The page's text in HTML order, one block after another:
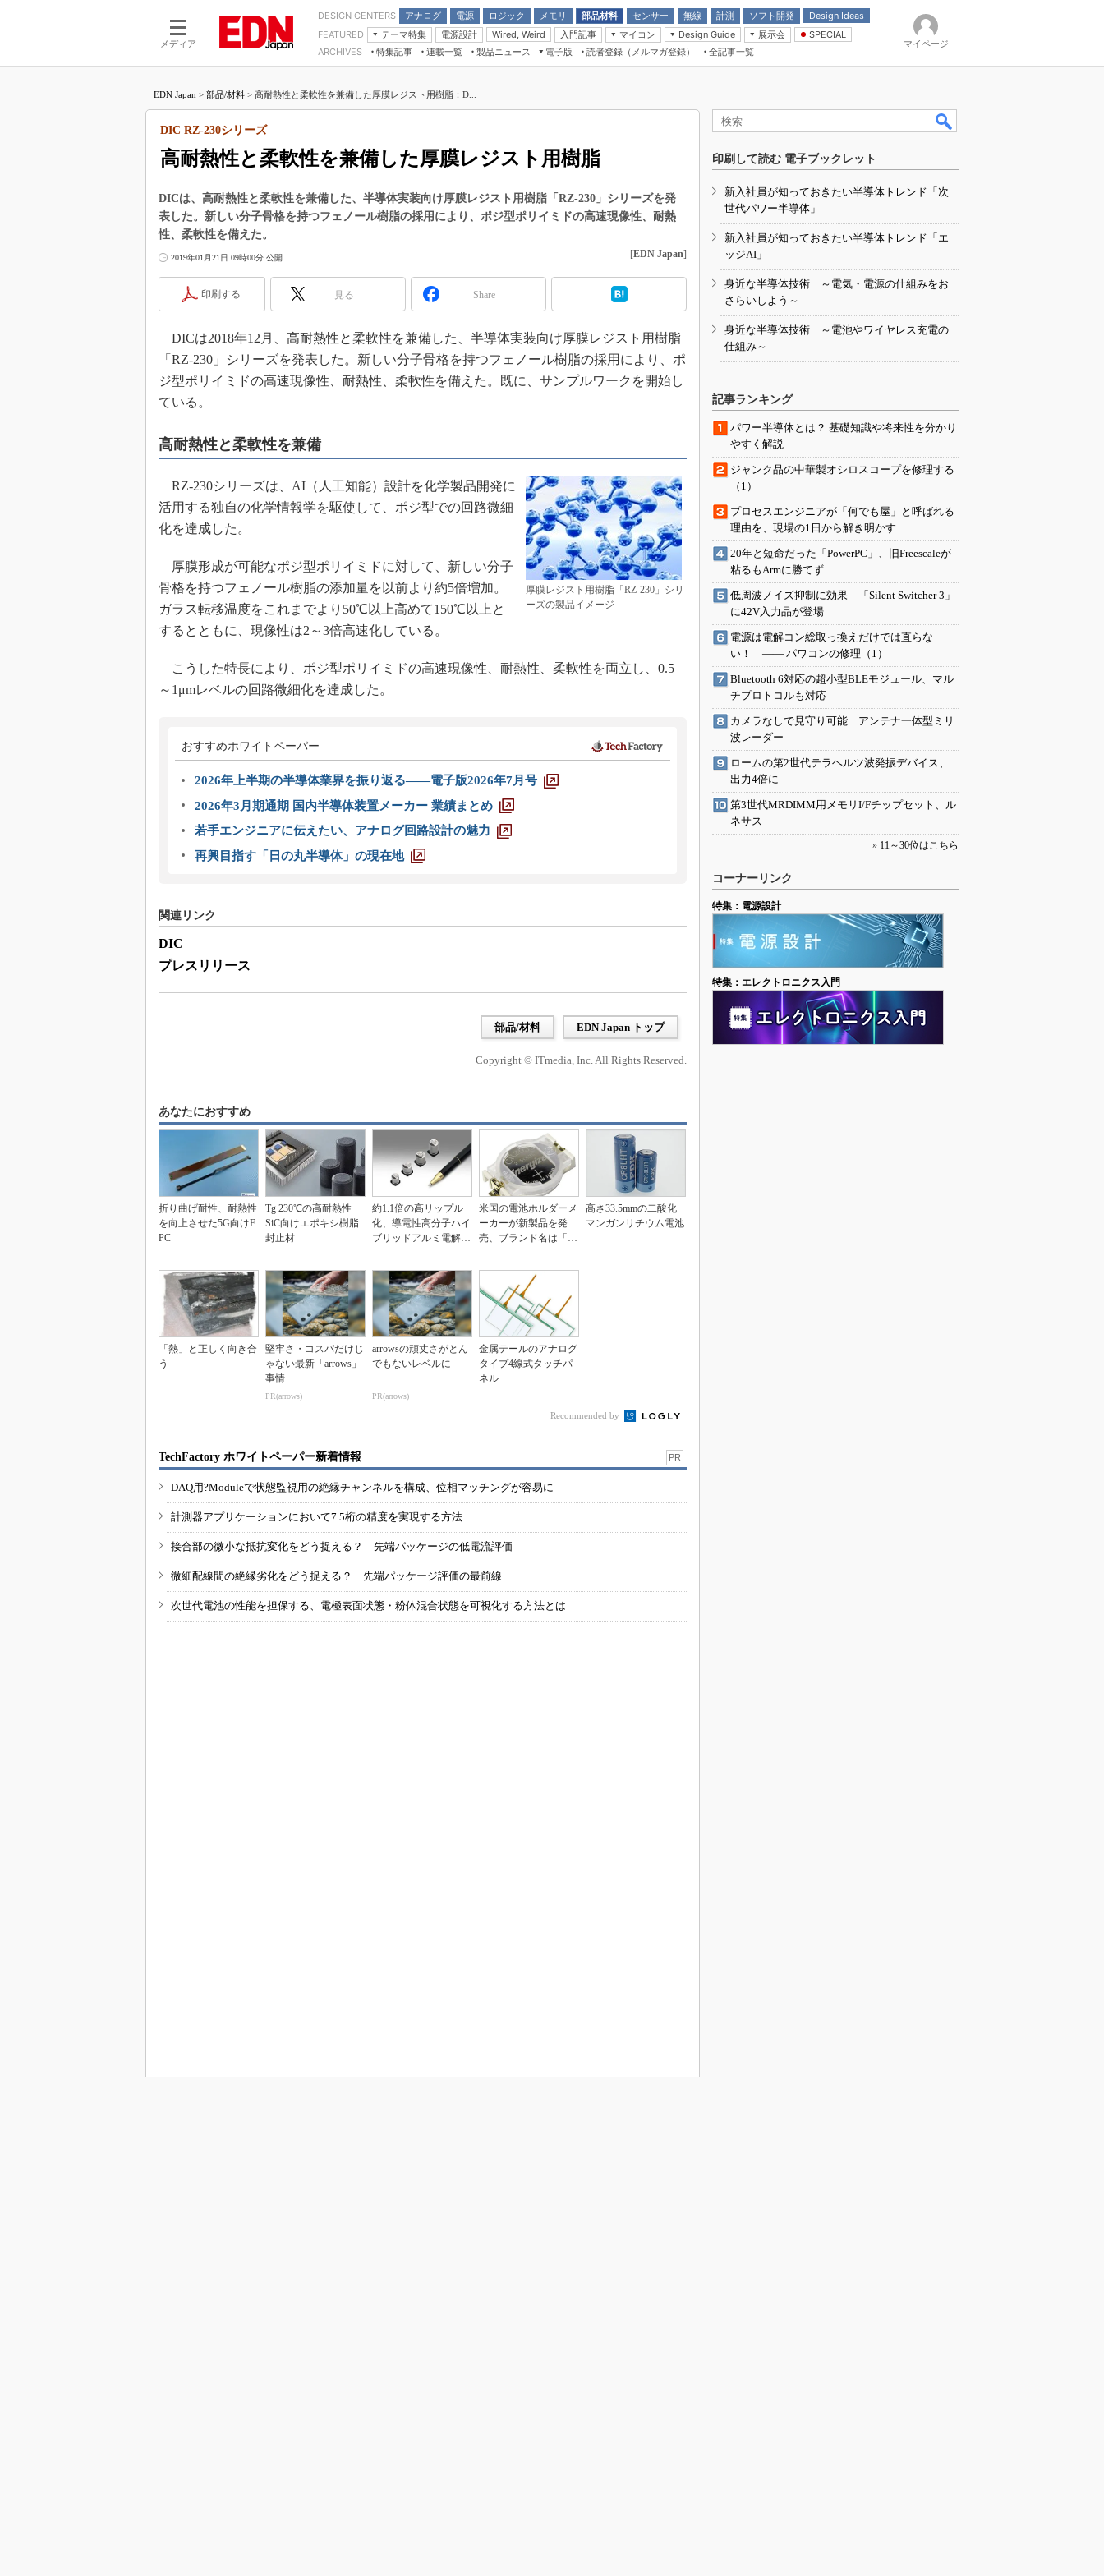
メディア
DESIGN CENTERS アナログ
電源
モーター
ロジック
LSI
メモリ
部品材料
受動部品
センサー 無線 計測 ソフト開発
Design Ideas
アナログ機能回路
計測とテスト
FEATURED
テーマ特集
つながるクルマ
エレクトロニクス入門
医療エレ（EE Times Japan）
製品解剖（EE Times Japan）
電源設計 Wired, Weird
入門記事
モーター入門
マイコン
マイコン講座
Design Guide
計測機器
展示会
CEATEC
組込み/エッジコンピューティング展
人とくるま展
SPECIAL
Microchip情報
ARCHIVES 特集記事
連載一覧
マイクロプロセッサ懐古録
中堅技術者に贈る電子部品“徹底”活
用講座
たった2つの式で始めるDC/DCコン
バーターの設計
DC-DCコンバーター活用講座
Wired, Weird
高速シリアル伝送技術講座
ズ編
めざせ高効率！ モーター駆動入門講
「SPICEの仕組みとその活用設計」
最新記事一覧
計測器メーカーから見た5G
USB Type-Cの登場で評価試験はど
編】
IoT時代の無線規格を知る【Z-Wave
製品ニュース
電子版
電子ブックレット
読者登録（メルマガ登録） 全記事一覧
マイページ
EDN Japan > 部品/材料 > 高耐熱性と柔軟性を兼備した厚膜レジスト用樹脂：D...
高耐熱性と柔軟性を兼備した厚膜レジスト用樹脂
DIC RZ-230シリーズ
DICは、高耐熱性と柔軟性を兼備した、半導体実装向け厚膜レジスト用樹脂「RZ-230」シリーズを発
表した。新しい分子骨格を持つフェノール樹脂の採用により、ポジ型ポリイミドの高速現像性、耐熱
性、柔軟性を備えた。
2019年01月21日 09時00分 公開 [EDN Japan]
印刷する 見る Share
DICは2018年12月、高耐熱性と柔軟性を兼備した、半導体実装向け厚膜レジスト用樹脂
「RZ-230」シリーズを発表した。新しい分子骨格を持つフェノール樹脂の採用により、ポ
ジ型ポリイミドの高速現像性、耐熱性、柔軟性を備えた。既に、サンプルワークを開始し
ている。
高耐熱性と柔軟性を兼備
厚膜レジスト用樹脂「RZ-230」シリ
ーズの製品イメージ
RZ-230シリーズは、AI（人工知能）設計を化学製品開発に
活用する独自の化学情報学を駆使して、ポジ型での回路微細
化を達成した。
厚膜形成が可能なポジ型ポリイミドに対して、新しい分子
骨格を持つフェノール樹脂の添加量を以前より約5倍増加。
ガラス転移温度をこれまでより50℃以上高めて150℃以上と
するとともに、現像性は2～3倍高速化している。
こうした特長により、ポジ型ポリイミドの高速現像性、耐熱性、柔軟性を両立し、0.5
～1μmレベルの回路微細化を達成した。
おすすめホワイトペーパー
2026年上半期の半導体業界を振り返る――電子版2026年7月号
2026年3月期通期 国内半導体装置メーカー 業績まとめ
若手エンジニアに伝えたい、アナログ回路設計の魅力
再興目指す「日の丸半導体」の現在地
関連リンク
DIC
プレスリリース
部品/材料 EDN Japan トップ
Copyright © ITmedia, Inc. All Rights Reserved.
あなたにおすすめ
折り曲げ耐性、耐熱性
を向上させた5G向けF
PC
Tg 230℃の高耐熱性
SiC向けエポキシ樹脂
封止材
約1.1倍の高リップル
化、導電性高分子ハイ
ブリッドアルミ電解コ
米国の電池ホルダーメ
ーカーが新製品を発
売、ブランド名は「S
高さ33.5mmの二酸化
マンガンリチウム電池
「熱」と正しく向き合
う
堅牢さ・コスパだけじ
ゃない最新「arrows」
事情
PR(arrows)
arrowsの頑丈さがとん
でもないレベルに
PR(arrows)
金属テールのアナログ
タイプ4線式タッチパ
ネル
Recommended by
TechFactory ホワイトペーパー新着情報 PR
DAQ用?Moduleで状態監視用の絶縁チャンネルを構成、位相マッチングが容易に
計測器アプリケーションにおいて7.5桁の精度を実現する方法
接合部の微小な抵抗変化をどう捉える？ 先端パッケージの低電流評価
微細配線間の絶縁劣化をどう捉える？ 先端パッケージ評価の最前線
次世代電池の性能を担保する、電極表面状態・粉体混合状態を可視化する方法とは
印刷して読む 電子ブックレット
新入社員が知っておきたい半導体トレンド「次
世代パワー半導体」
新入社員が知っておきたい半導体トレンド「エ
ッジAI」
身近な半導体技術 ～電気・電源の仕組みをお
さらいしよう～
身近な半導体技術 ～電池やワイヤレス充電の
仕組み～
記事ランキング
パワー半導体とは？ 基礎知識や将来性を分かり
やすく解説
ジャンク品の中華製オシロスコープを修理する
（1）
プロセスエンジニアが「何でも屋」と呼ばれる
理由を、現場の1日から解き明かす
20年と短命だった「PowerPC」、旧Freescaleが
粘るもArmに勝てず
低周波ノイズ抑制に効果 「Silent Switcher 3」
に42V入力品が登場
電源は電解コン総取っ換えだけでは直らな
い！ ―― パワコンの修理（1）
Bluetooth 6対応の超小型BLEモジュール、マル
チプロトコルも対応
カメラなしで見守り可能 アンテナ一体型ミリ
波レーダー
ロームの第2世代テラヘルツ波発振デバイス、
出力4倍に
第3世代MRDIMM用メモリI/Fチップセット、ル
ネサス
» 11～30位はこちら
コーナーリンク
特集：電源設計
特集：エレクトロニクス入門